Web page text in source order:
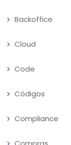
Backoffice
Cloud
Code
Códigos
Compliance